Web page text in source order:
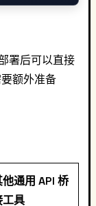
署后可以直接
额外准备
他通用 API 桥
工具